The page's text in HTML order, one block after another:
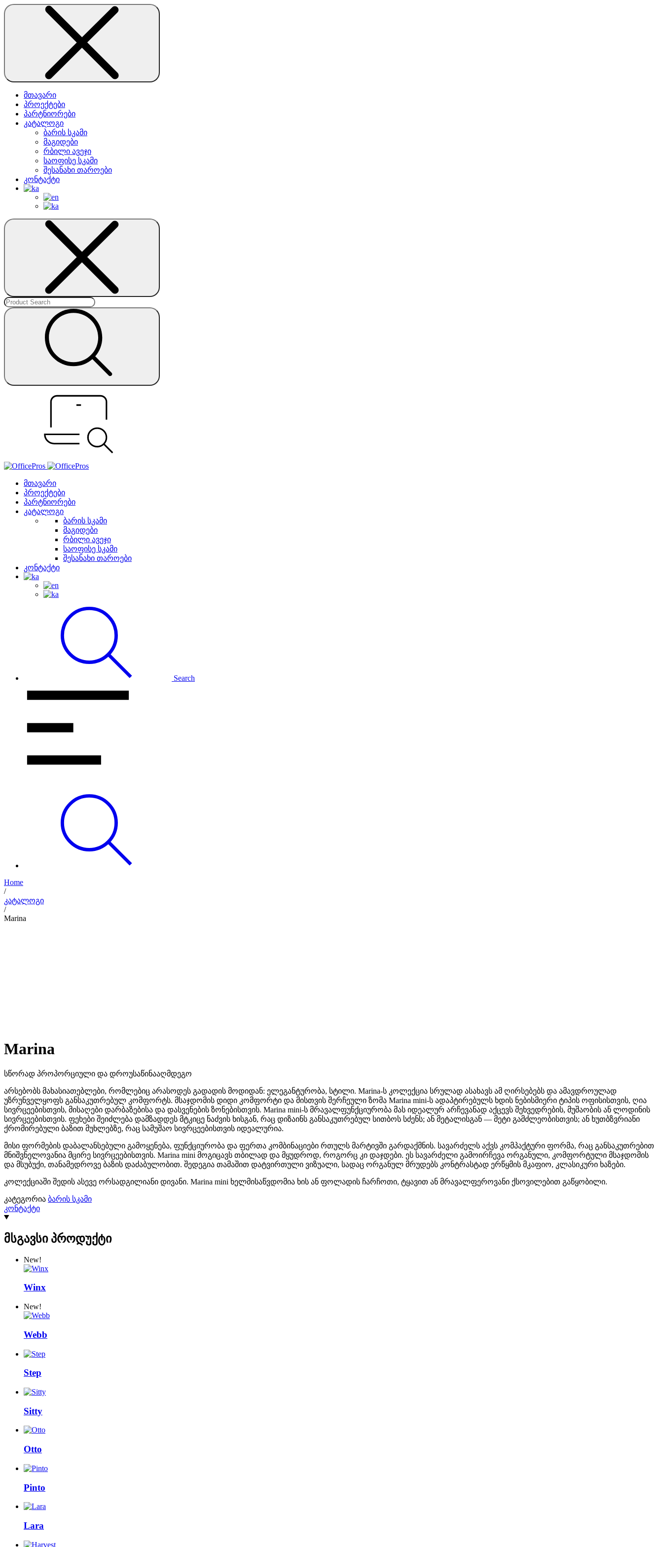
მთავარი
პროექტები
პარტნიორები
კატალოგი
ბარის სკამი
მაგიდები
რბილი ავეჯი
საოფისე სკამი
შესანახი თაროები
კონტაქტი
მთავარი
პროექტები
პარტნიორები
კატალოგი
ბარის სკამი
მაგიდები
რბილი ავეჯი
საოფისე სკამი
შესანახი თაროები
კონტაქტი
Search
Home
/
კატალოგი
/
Marina
Marina
სწორად პროპორციული და დროუსაწინააღმდეგო
არსებობს მახასიათებლები, რომლებიც არასოდეს გადადის მოდიდან: ელეგანტურობა, სტილი. Marina-ს კოლექცია სრულად ასახავს ამ ღირსებებს და ამავდროულად
უზრუნველყოფს განსაკუთრებულ კომფორტს. მსაჯდომის დიდი კომფორტი და მისთვის შერჩეული ზომა Marina mini-ს ადაპტირებულს ხდის ნებისმიერი ტიპის ოფისისთვის, ღია
სივრცეებისთვის, მისაღები დარბაზებისა და დასვენების ზონებისთვის. Marina mini-ს მრავალფუნქციურობა მას იდეალურ არჩევანად აქცევს შეხვედრების, მუშაობის ან ლოდინის
სივრცეებისთვის. ფეხები შეიძლება დამზადდეს მტკიცე ნაძვის ხისგან, რაც დიზაინს განსაკუთრებულ სითბოს სძენს; ან მეტალისგან — მეტი გამძლეობისთვის; ან ხუთბზვრიანი
ქრომირებული ბაზით მუხლებზე, რაც სამუშაო სივრცეებისთვის იდეალურია.
მისი ფორმების დაბალანსებული გამოყენება, ფუნქციურობა და ფერთა კომბინაციები რთულს მარტივში გარდაქმნის. სავარძელს აქვს კომპაქტური ფორმა, რაც განსაკუთრებით
მნიშვნელოვანია მცირე სივრცეებისთვის. Marina mini მოგიცავს თბილად და მყუდროდ, როგორც კი დაჯდები. ეს სავარძელი გამოირჩევა ორგანული, კომფორტული მსაჯდომის
და მსუბუქი, თანამედროვე ბაზის დაძაბულობით. შედეგია თამაშით დატვირთული ვიზუალი, სადაც ორგანულ მრუდებს კონტრასტად ერწყმის მკაფიო, კლასიკური ხაზები.
კოლექციაში შედის ასევე ორსადგილიანი დივანი. Marina mini ხელმისაწვდომია ხის ან ფოლადის ჩარჩოთი, ტყავით ან მრავალფეროვანი ქსოვილებით გაწყობილი.
კატეგორია ბარის სკამი
კონტაქტი
მსგავსი პროდუქტი
New!
Winx
New!
Webb
Step
Sitty
Otto
Pinto
Lara